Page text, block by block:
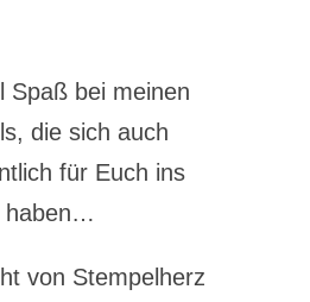
Spaß bei meinen
die sich auch
für Euch ins
haben…
von Stempelherz